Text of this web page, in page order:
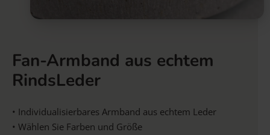
Fan-Armband aus echtem
RindsLeder
• Individualisierbares Armband aus echtem Leder
• Wählen Sie Farben und Größe